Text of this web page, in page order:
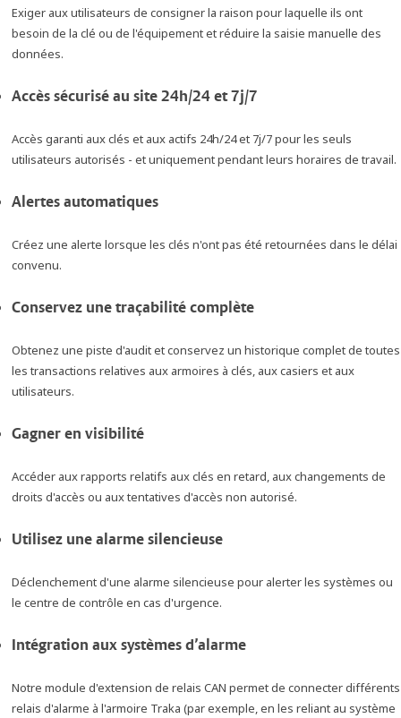
Exiger aux utilisateurs de consigner la raison pour laquelle ils ont
besoin de la clé ou de l'équipement et réduire la saisie manuelle des
données.
Accès sécurisé au site 24h/24 et 7j/7
Accès garanti aux clés et aux actifs 24h/24 et 7j/7 pour les seuls
utilisateurs autorisés - et uniquement pendant leurs horaires de travail.
Alertes automatiques
Créez une alerte lorsque les clés n'ont pas été retournées dans le délai
convenu.
Conservez une traçabilité complète
Obtenez une piste d'audit et conservez un historique complet de toutes
les transactions relatives aux armoires à clés, aux casiers et aux
utilisateurs.
Gagner en visibilité
Accéder aux rapports relatifs aux clés en retard, aux changements de
droits d'accès ou aux tentatives d'accès non autorisé.
Utilisez une alarme silencieuse
Déclenchement d'une alarme silencieuse pour alerter les systèmes ou
le centre de contrôle en cas d'urgence.
Intégration aux systèmes d’alarme
Notre module d'extension de relais CAN permet de connecter différents
relais d'alarme à l'armoire Traka (par exemple, en les reliant au système